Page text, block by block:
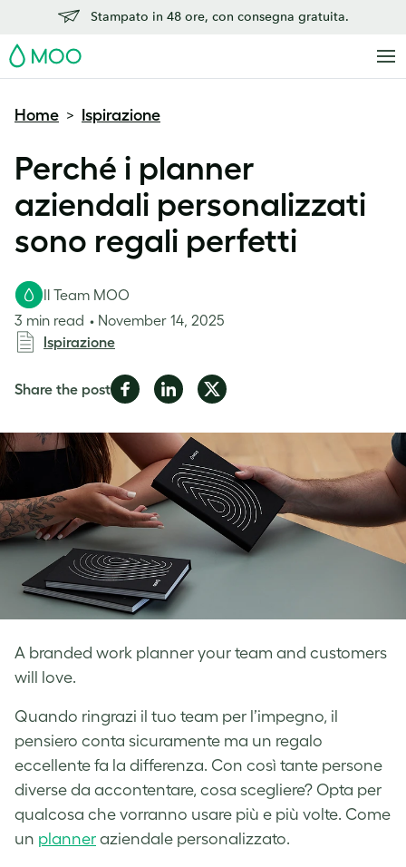
Stampato in 48 ore, con consegna gratuita.
MOO
Home > Ispirazione
Perché i planner
aziendali personalizzati
sono regali perfetti
A branded work planner your team and customers
will love.
Il Team MOO
3 min read
November 14, 2025
Ispirazione
Share the postShare
Facebook
Share
LinkedIn
Share
Twitter
Quando ringrazi il tuo team per l’impegno, il
pensiero conta sicuramente ma un regalo
eccellente fa la differenza. Con così tante persone
diverse da accontentare, cosa scegliere? Opta per
qualcosa che vorranno usare più e più volte. Come
un planner aziendale personalizzato.